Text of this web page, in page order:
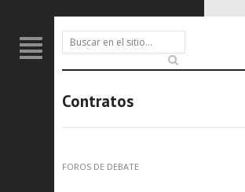
Contratos
FOROS DE DEBATE